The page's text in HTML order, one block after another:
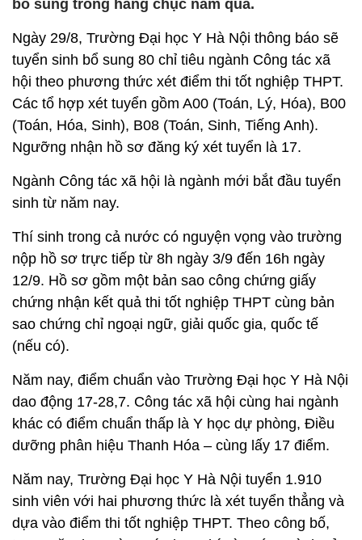
bổ sung trong hàng chục năm qua.
Ngày 29/8, Trường Đại học Y Hà Nội thông báo sẽ
tuyển sinh bổ sung 80 chỉ tiêu ngành Công tác xã
hội theo phương thức xét điểm thi tốt nghiệp THPT.
Các tổ hợp xét tuyển gồm A00 (Toán, Lý, Hóa), B00
(Toán, Hóa, Sinh), B08 (Toán, Sinh, Tiếng Anh).
Ngưỡng nhận hồ sơ đăng ký xét tuyển là 17.
Ngành Công tác xã hội là ngành mới bắt đầu tuyển
sinh từ năm nay.
Thí sinh trong cả nước có nguyện vọng vào trường
nộp hồ sơ trực tiếp từ 8h ngày 3/9 đến 16h ngày
12/9. Hồ sơ gồm một bản sao công chứng giấy
chứng nhận kết quả thi tốt nghiệp THPT cùng bản
sao chứng chỉ ngoại ngữ, giải quốc gia, quốc tế
(nếu có).
Năm nay, điểm chuẩn vào Trường Đại học Y Hà Nội
dao động 17-28,7. Công tác xã hội cùng hai ngành
khác có điểm chuẩn thấp là Y học dự phòng, Điều
dưỡng phân hiệu Thanh Hóa – cùng lấy 17 điểm.
Năm nay, Trường Đại học Y Hà Nội tuyển 1.910
sinh viên với hai phương thức là xét tuyển thẳng và
dựa vào điểm thi tốt nghiệp THPT. Theo công bố,